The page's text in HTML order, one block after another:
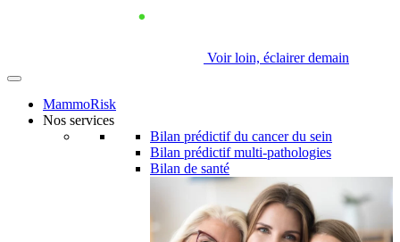
Voir loin, éclairer demain
MammoRisk
Nos services
Bilan prédictif du cancer du sein
Bilan prédictif multi-pathologies
Bilan de santé